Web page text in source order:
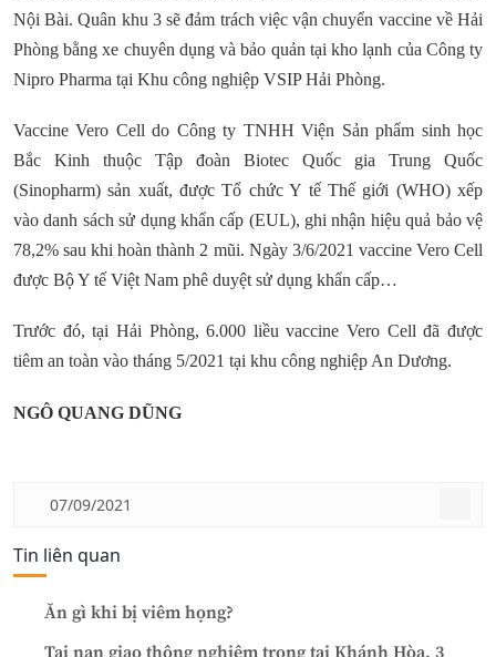
Nội Bài. Quân khu 3 sẽ đảm trách việc vận chuyển vaccine về Hải
Phòng bằng xe chuyên dụng và bảo quản tại kho lạnh của Công ty
Nipro Pharma tại Khu công nghiệp VSIP Hải Phòng.
Vaccine Vero Cell do Công ty TNHH Viện Sản phẩm sinh học
Bắc Kinh thuộc Tập đoàn Biotec Quốc gia Trung Quốc
(Sinopharm) sản xuất, được Tổ chức Y tế Thế giới (WHO) xếp
vào danh sách sử dụng khẩn cấp (EUL), ghi nhận hiệu quả bảo vệ
78,2% sau khi hoàn thành 2 mũi. Ngày 3/6/2021 vaccine Vero Cell
được Bộ Y tế Việt Nam phê duyệt sử dụng khẩn cấp…
Trước đó, tại Hải Phòng, 6.000 liều vaccine Vero Cell đã được
tiêm an toàn vào tháng 5/2021 tại khu công nghiệp An Dương.
NGÔ QUANG DŨNG
07/09/2021
Tin liên quan
Ăn gì khi bị viêm họng?
Tai nạn giao thông nghiêm trọng tại Khánh Hòa, 3